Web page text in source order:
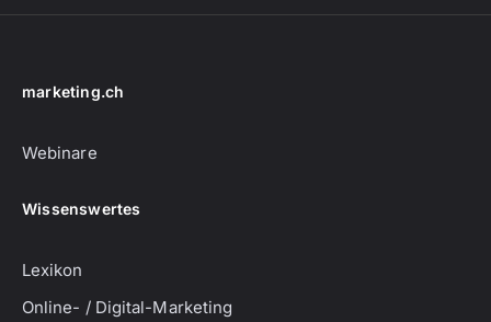
marketing.ch
Webinare
Wissenswertes
Lexikon
Online- / Digital-Marketing